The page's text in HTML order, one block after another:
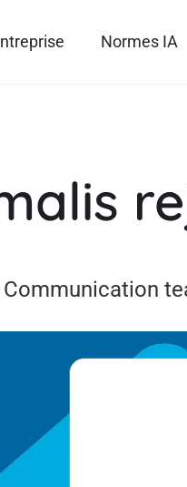
Normes IA
Communication